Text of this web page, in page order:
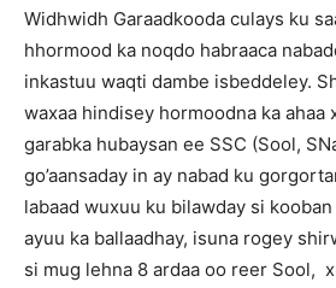
Widhwidh Garaadkooda culays ku
hhormood ka noqdo habraaca
inkastuu waqti dambe isbeddeley.
waxaa hindisey hormoodna ka ahaa
garabka hubaysan ee SSC (Sool,
go’aansaday in ay nabad ku
labaad wuxuu ku bilawday si
ayuu ka ballaadhay, isuna rogey
si mug lehna 8 ardaa oo reer Sool,